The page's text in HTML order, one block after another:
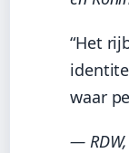
“Het
waar
—